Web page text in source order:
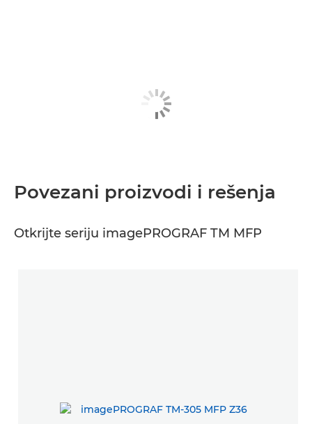
Povezani proizvodi i rešenja
Otkrijte seriju imagePROGRAF TM MFP